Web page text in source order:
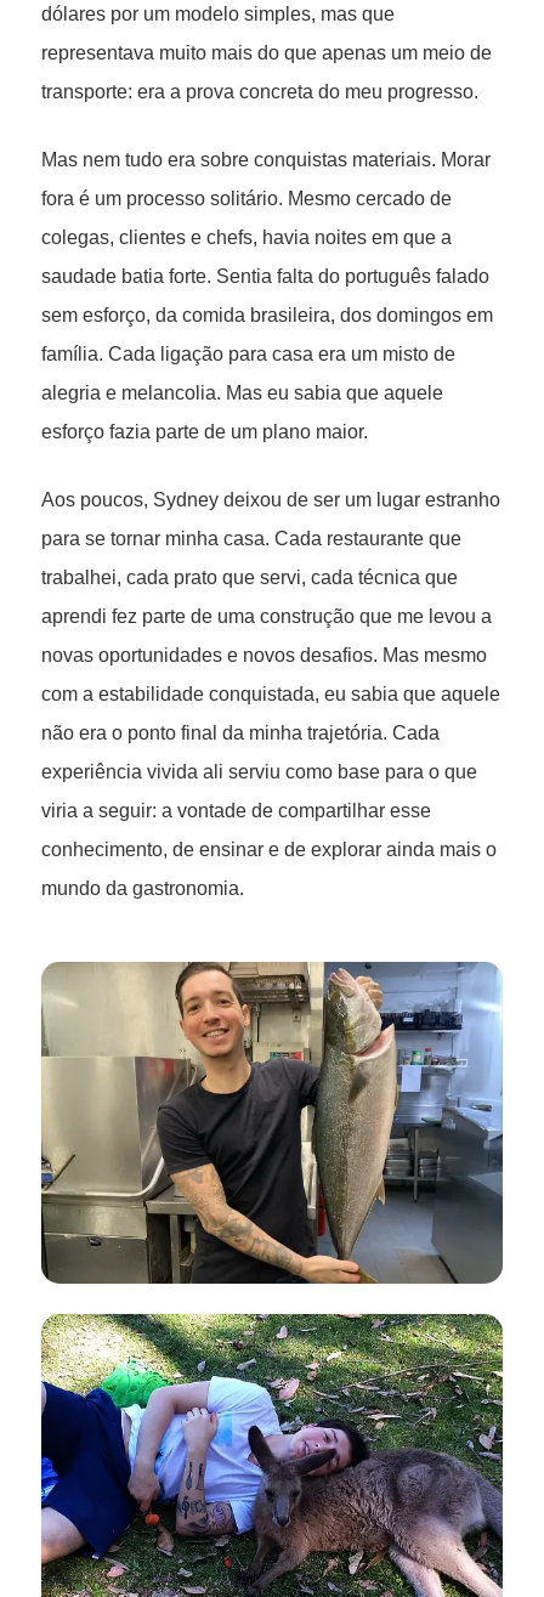
dólares por um modelo simples, mas que
representava muito mais do que apenas um meio de
transporte: era a prova concreta do meu progresso.
Mas nem tudo era sobre conquistas materiais. Morar
fora é um processo solitário. Mesmo cercado de
colegas, clientes e chefs, havia noites em que a
saudade batia forte. Sentia falta do português falado
sem esforço, da comida brasileira, dos domingos em
família. Cada ligação para casa era um misto de
alegria e melancolia. Mas eu sabia que aquele
esforço fazia parte de um plano maior.
Aos poucos, Sydney deixou de ser um lugar estranho
para se tornar minha casa. Cada restaurante que
trabalhei, cada prato que servi, cada técnica que
aprendi fez parte de uma construção que me levou a
novas oportunidades e novos desafios. Mas mesmo
com a estabilidade conquistada, eu sabia que aquele
não era o ponto final da minha trajetória. Cada
experiência vivida ali serviu como base para o que
viria a seguir: a vontade de compartilhar esse
conhecimento, de ensinar e de explorar ainda mais o
mundo da gastronomia.